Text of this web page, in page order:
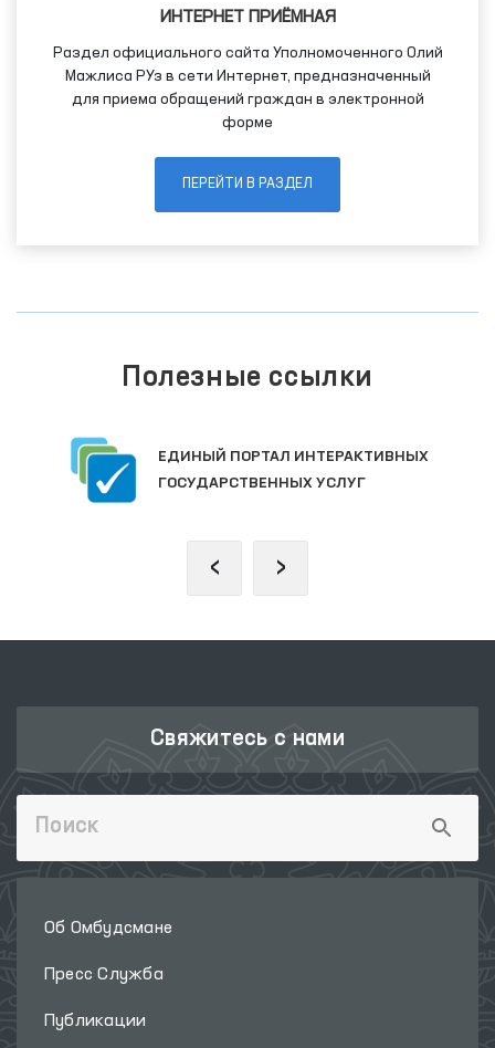
ИНТЕРНЕТ ПРИЁМНАЯ
Раздел официального сайта Уполномоченного Олий
Мажлиса РУз в сети Интернет, предназначенный
для приема обращений граждан в электронной
форме
ПЕРЕЙТИ В РАЗДЕЛ
Полезные ссылки
ЕДИНЫЙ ПОРТАЛ ИНТЕРАКТИВНЫХ
ГОСУДАРСТВЕННЫХ УСЛУГ
‹ ›
Свяжитесь с нами
Об Омбудсмане
Пресс Служба
Публикации